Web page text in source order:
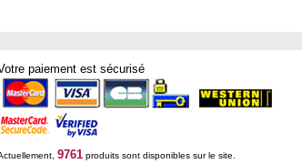
paiement est sécurisé
9761produits sont disponibles sur le site.